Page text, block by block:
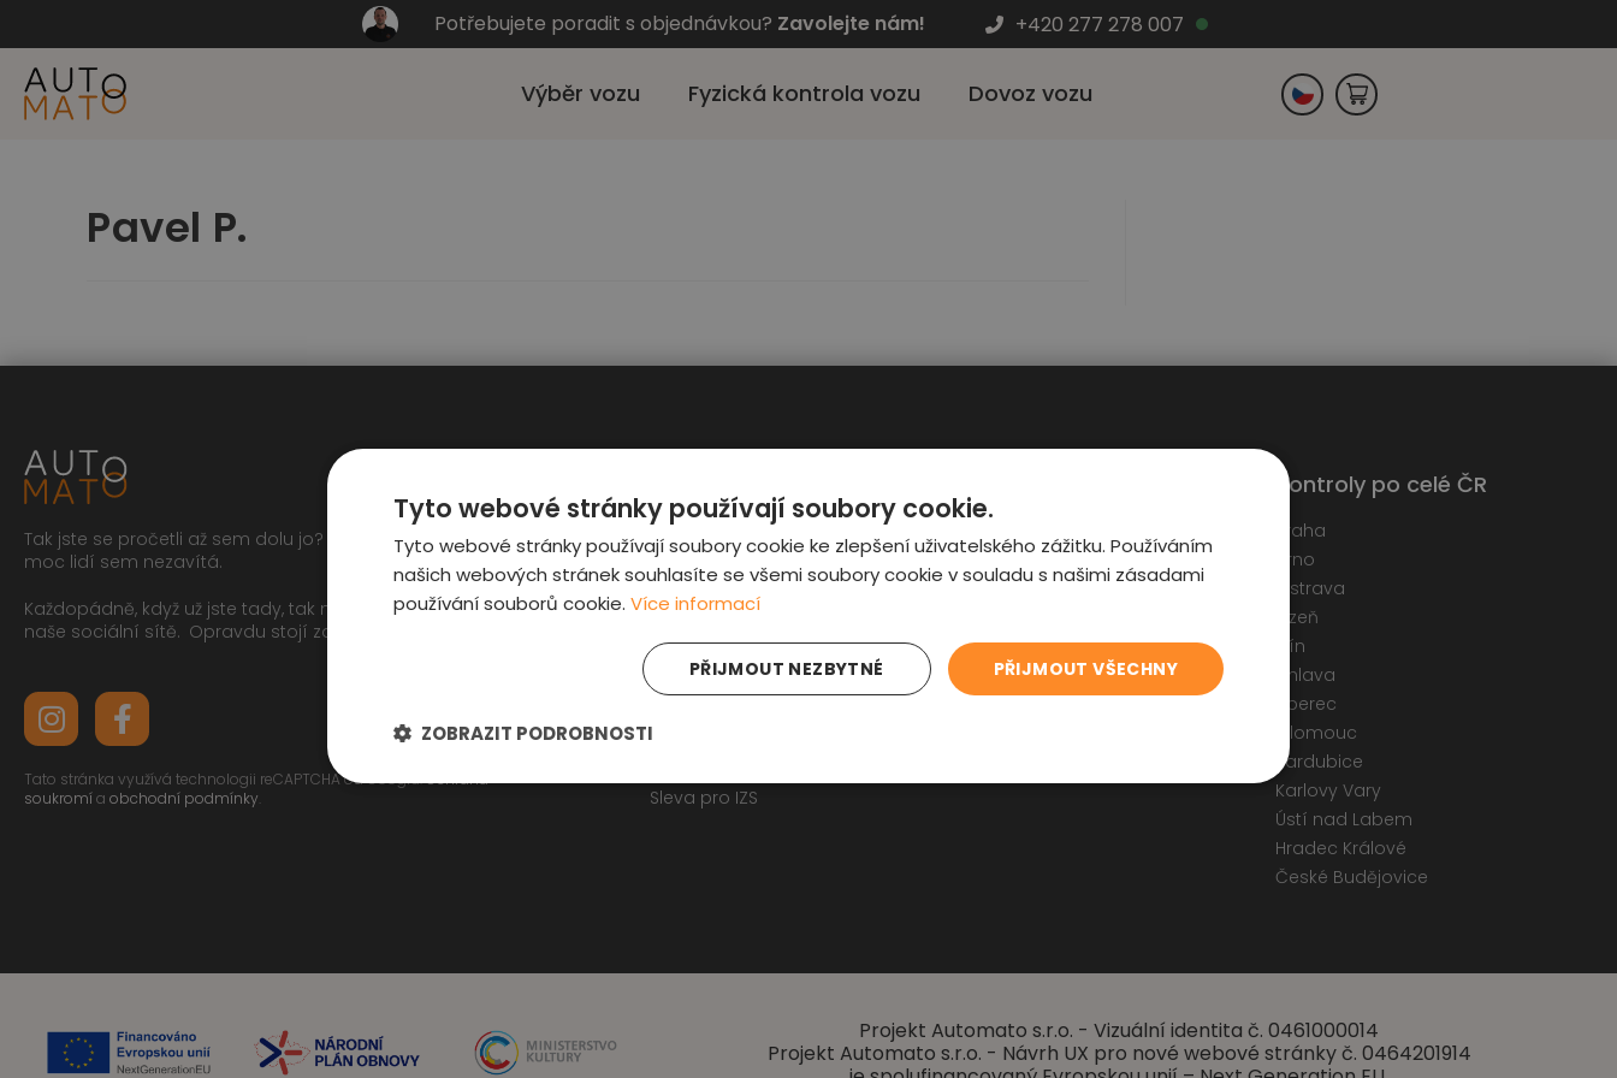
Potřebujete poradit s objednávkou? Zavolejte nám! +420 277 278 007
Výběr vozu Fyzická kontrola vozu Dovoz vozu
Pavel P.
Tak jste se pročetli až sem dolu jo? To zasluhuje respekt,
moc lidí sem nezavítá.
Každopádně, když už jste tady, tak můžete mrknout na
naše sociální sítě. Opravdu stojí za to
Tato stránka využívá technologii reCAPTCHA od Googlu.Ochrana
soukromía obchodní podmínky.
Výběr auta
Fyzická kontrola auta
Prověrka historie
Zajímavosti
Kupní smlouva na auto
Sleva pro IZS
Kontakt
O nás
Osobní údaje a Cookies
Reklamační formulář
Kontroly po celé ČR
Praha
Brno
Ostrava
Plzeň
Zlín
Jihlava
Liberec
Olomouc
Pardubice
Karlovy Vary
Ústí nad Labem
Hradec Králové
České Budějovice
Projekt Automato s.r.o. - Vizuální identita č. 0461000014
Projekt Automato s.r.o. - Návrh UX pro nové webové stránky č. 0464201914
Tyto webové stránky používají soubory cookie.
Tyto webové stránky používají soubory cookie ke zlepšení uživatelského zážitku. Používáním
našich webových stránek souhlasíte se všemi soubory cookie v souladu s našimi zásadami
používání souborů cookie. Více informací
PŘIJMOUT VŠECHNY
PŘIJMOUT NEZBYTNÉ
ZOBRAZIT PODROBNOSTI